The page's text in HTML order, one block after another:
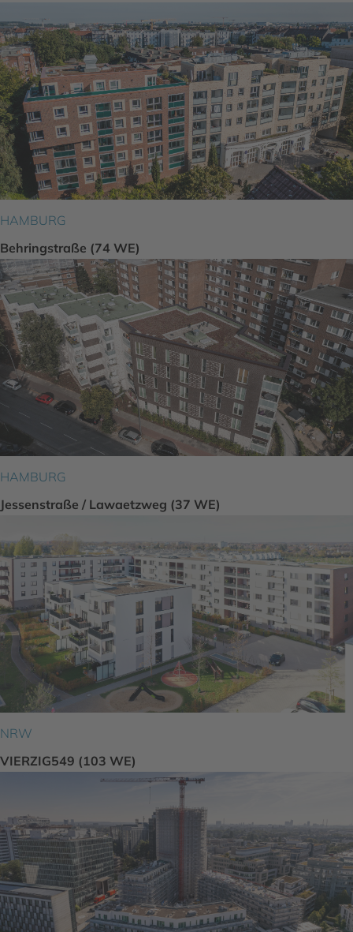
HAMBURG
Behringstraße (74 WE)
HAMBURG
Jessenstraße / Lawaetzweg (37 WE)
NRW
VIERZIG549 (103 WE)